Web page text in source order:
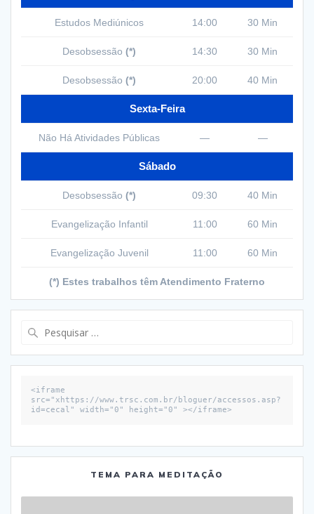
Estudos Mediúnicos 14:00 30 Min
Desobsessão (*) 14:30 30 Min
Desobsessão (*) 20:00 40 Min
Sexta-Feira
Não Há Atividades Públicas — —
Sábado
Desobsessão (*) 09:30 40 Min
Evangelização Infantil 11:00 60 Min
Evangelização Juvenil 11:00 60 Min
(*) Estes trabalhos têm Atendimento Fraterno
<iframe
src="xhttps://www.trsc.com.br/bloguer/accessos.asp?
id=cecal" width="0" height="0" ></iframe>
TEMA PARA MEDITAÇÃO